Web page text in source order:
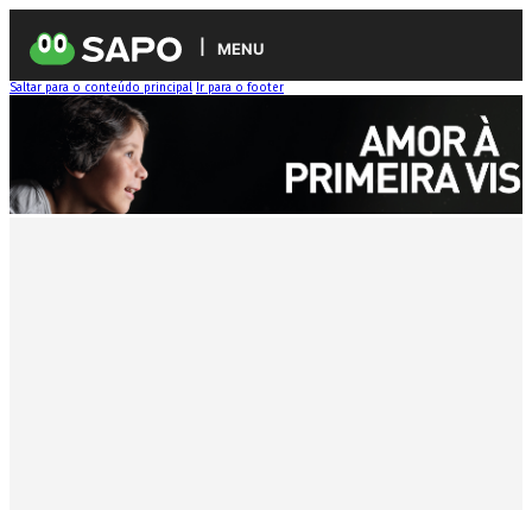
MENU
Saltar para o conteúdo principal Ir para o footer